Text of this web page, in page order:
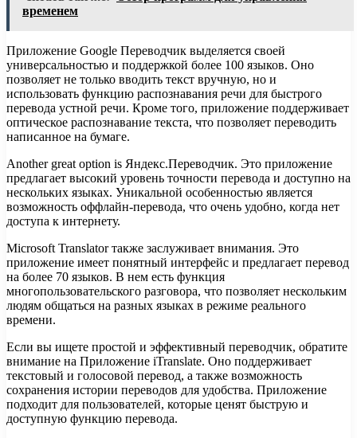
временем
Приложение Google Переводчик выделяется своей
универсальностью и поддержкой более 100 языков. Оно
позволяет не только вводить текст вручную, но и
использовать функцию распознавания речи для быстрого
перевода устной речи. Кроме того, приложение поддерживает
оптическое распознавание текста, что позволяет переводить
написанное на бумаге.
Another great option is Яндекс.Переводчик. Это приложение
предлагает высокий уровень точности перевода и доступно на
нескольких языках. Уникальной особенностью является
возможность оффлайн-перевода, что очень удобно, когда нет
доступа к интернету.
Microsoft Translator также заслуживает внимания. Это
приложение имеет понятный интерфейс и предлагает перевод
на более 70 языков. В нем есть функция
многопользовательского разговора, что позволяет нескольким
людям общаться на разных языках в режиме реального
времени.
Если вы ищете простой и эффективный переводчик, обратите
внимание на Приложение iTranslate. Оно поддерживает
текстовый и голосовой перевод, а также возможность
сохранения истории переводов для удобства. Приложение
подходит для пользователей, которые ценят быструю и
доступную функцию перевода.